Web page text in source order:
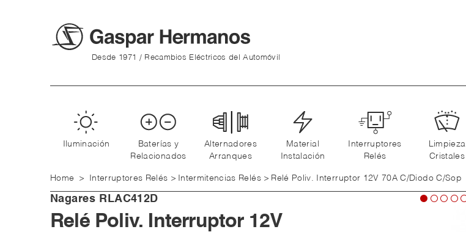
Desde 1971 / Recambios Eléctricos del Automóvil
Iluminación
Baterías y
Relacionados
Alternadores
Arranques
Material
Instalación
Interruptores
Relés
Limpieza
Cristales
Home > Interruptores Relés > Intermitencias Relés > Relé Poliv. Interruptor 12V 70A C/Diodo C/Sop
Nagares RLAC412D
Relé Poliv. Interruptor 12V